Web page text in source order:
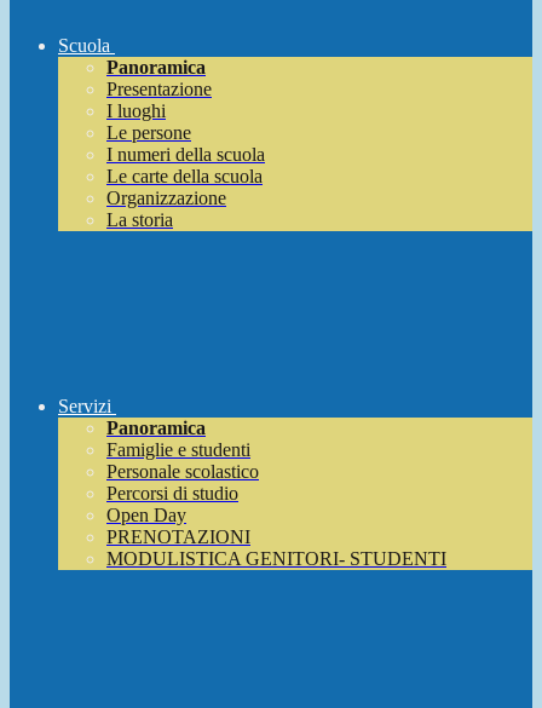
Scuola
Panoramica
Presentazione
I luoghi
Le persone
I numeri della scuola
Le carte della scuola
Organizzazione
La storia
Servizi
Panoramica
Famiglie e studenti
Personale scolastico
Percorsi di studio
Open Day
PRENOTAZIONI
MODULISTICA GENITORI- STUDENTI